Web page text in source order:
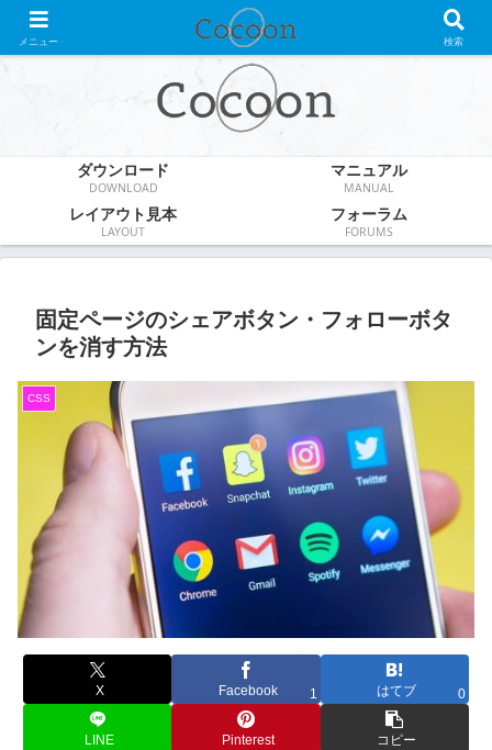
WordPress無料テーマ
ダウンロード
DOWNLOAD
マニュアル
MANUAL
レイアウト見本
LAYOUT
フォーラム
FORUMS
固定ページのシェアボタン・フォローボタ
ンを消す方法
CSS
X Facebook 1 はてブ 0
LINE Pinterest コピー
メニュー 検索